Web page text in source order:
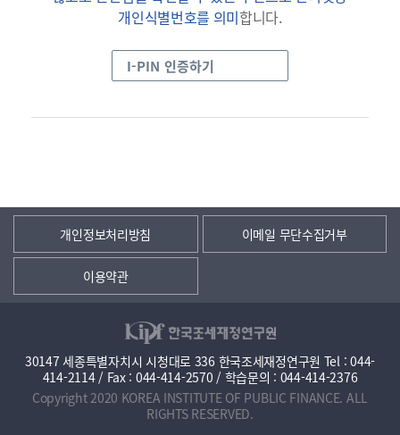
개인식별번호를 의미합니다.
I-PIN 인증하기
개인정보처리방침 이메일 무단수집거부
이용약관
30147 세종특별자치시 시청대로 336 한국조세재정연구원 Tel : 044-
414-2114 / Fax : 044-414-2570 / 학습문의 : 044-414-2376
Copyright 2020 KOREA INSTITUTE OF PUBLIC FINANCE. ALL
RIGHTS RESERVED.